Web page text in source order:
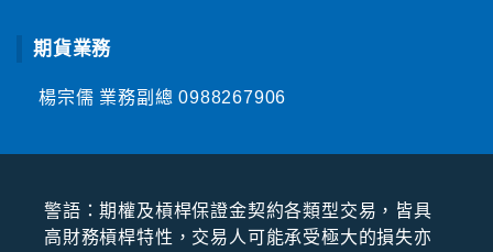
期貨業務
楊宗儒 業務副總0988267906
警語：期權及槓桿保證⾦契約各類型交易，皆具
⾼財務槓桿特性，交易⼈可能承受極⼤的損失亦